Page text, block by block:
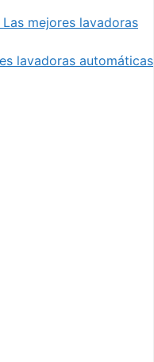
mejores lavadoras
lavadoras automáticas